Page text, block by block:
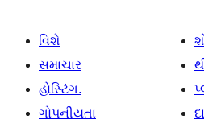
વિશે
સમાચાર
હોસ્ટિંગ.
ગોપનીયતા